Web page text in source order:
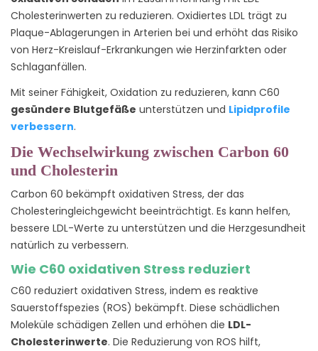
Cholesterinwerten zu reduzieren. Oxidiertes LDL trägt zu
Plaque-Ablagerungen in Arterien bei und erhöht das Risiko
von Herz-Kreislauf-Erkrankungen wie Herzinfarkten oder
Schlaganfällen.
Mit seiner Fähigkeit, Oxidation zu reduzieren, kann C60
gesündere Blutgefäße unterstützen und Lipidprofile
verbessern.
Die Wechselwirkung zwischen Carbon 60
und Cholesterin
Carbon 60 bekämpft oxidativen Stress, der das
Cholesteringleichgewicht beeinträchtigt. Es kann helfen,
bessere LDL-Werte zu unterstützen und die Herzgesundheit
natürlich zu verbessern.
Wie C60 oxidativen Stress reduziert
C60 reduziert oxidativen Stress, indem es reaktive
Sauerstoffspezies (ROS) bekämpft. Diese schädlichen
Moleküle schädigen Zellen und erhöhen die LDL-
Cholesterinwerte. Die Reduzierung von ROS hilft,